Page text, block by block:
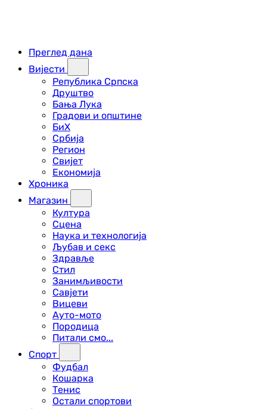
Преглед дана
Вијести
Република Српска
Друштво
Бања Лука
Градови и општине
БиХ
Србија
Регион
Свијет
Економија
Хроника
Магазин
Култура
Сцена
Наука и технологија
Љубав и секс
Здравље
Стил
Занимљивости
Савјети
Вицеви
Ауто-мото
Породица
Питали смо...
Спорт
Фудбал
Кошарка
Тенис
Остали спортови